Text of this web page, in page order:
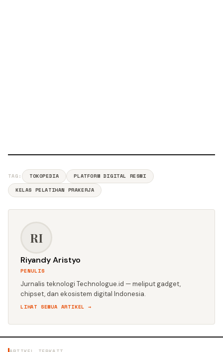
TAG: TOKOPEDIA
PLATFORM DIGITAL RESMI
KELAS PELATIHAN PRAKERJA
RI
Riyandy Aristyo
PENULIS
Jurnalis teknologi Technologue.id — meliput gadget,
chipset, dan ekosistem digital Indonesia.
LIHAT SEMUA ARTIKEL →